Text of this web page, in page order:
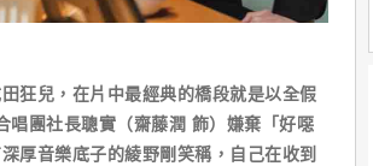
狂兒，在片中最經典的橋段就是以全假
團社長聰實（齋藤潤 飾）嫌棄「好噁
厚音樂底子的綾野剛笑稱，自己在收到